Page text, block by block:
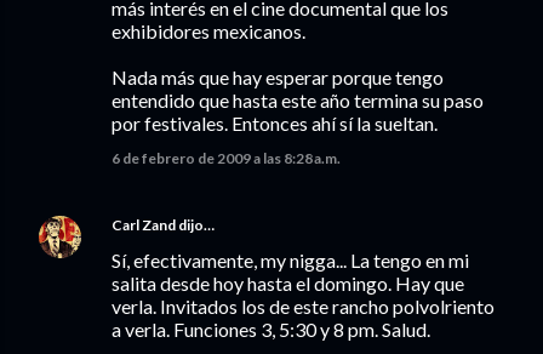
más interés en el cine documental que los
exhibidores mexicanos.
Nada más que hay esperar porque tengo
entendido que hasta este año termina su paso
por festivales. Entonces ahí sí la sueltan.
6 de febrero de 2009 a las 8:28 a.m.
Carl Zand dijo…
Sí, efectivamente, my nigga... La tengo en mi
salita desde hoy hasta el domingo. Hay que
verla. Invitados los de este rancho polvolriento
a verla. Funciones 3, 5:30 y 8 pm. Salud.